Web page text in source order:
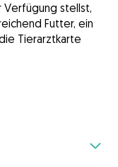
Verfügung stellst,
Futter, ein
Tierarztkarte